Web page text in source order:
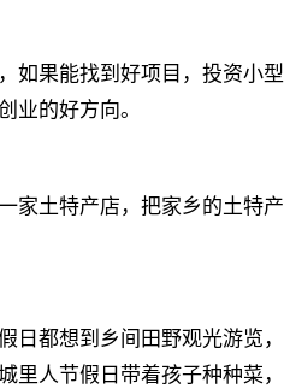
如果能找到好项目，投资小型
业的好方向。
家土特产店，把家乡的土特产
日都想到乡间田野观光游览，
里人节假日带着孩子种种菜，